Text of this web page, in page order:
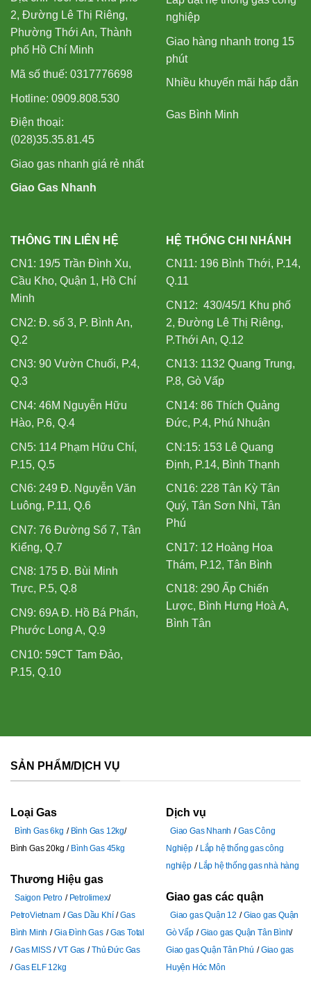
2, Đường Lê Thị Riêng,
Phường Thới An, Thành
phố Hồ Chí Minh
Mã số thuế: 0317776698
Hotline: 0909.808.530
Điện thoại:
(028)35.35.81.45
Giao gas nhanh giá rẻ nhất
Giao Gas Nhanh
nghiệp
Giao hàng nhanh trong 15
phút
Nhiều khuyến mãi hấp dẫn
Gas Bình Minh
THÔNG TIN LIÊN HỆ
CN1: 19/5 Trần Đình Xu,
Cầu Kho, Quận 1, Hồ Chí
Minh
CN2: Đ. số 3, P. Bình An,
Q.2
CN3: 90 Vườn Chuối, P.4,
Q.3
CN4: 46M Nguyễn Hữu
Hào, P.6, Q.4
CN5: 114 Phạm Hữu Chí,
P.15, Q.5
CN6: 249 Đ. Nguyễn Văn
Luông, P.11, Q.6
CN7: 76 Đường Số 7, Tân
Kiểng, Q.7
CN8: 175 Đ. Bùi Minh
Trực, P.5, Q.8
CN9: 69A Đ. Hồ Bá Phấn,
Phước Long A, Q.9
CN10: 59CT Tam Đảo,
P.15, Q.10
HỆ THỐNG CHI NHÁNH
CN11: 196 Bình Thới, P.14,
Q.11
CN12: 430/45/1 Khu phố
2, Đường Lê Thị Riêng,
P.Thới An, Q.12
CN13: 1132 Quang Trung,
P.8, Gò Vấp
CN14: 86 Thích Quảng
Đức, P.4, Phú Nhuận
CN:15: 153 Lê Quang
Định, P.14, Bình Thạnh
CN16: 228 Tân Kỳ Tân
Quý, Tân Sơn Nhì, Tân
Phú
CN17: 12 Hoàng Hoa
Thám, P.12, Tân Bình
CN18: 290 Ấp Chiến
Lược, Bình Hưng Hoà A,
Bình Tân
SẢN PHẨM/DỊCH VỤ
Loại Gas
Bình Gas 6kg
Bình Gas 12kg
Bình Gas 20kg
Bình Gas 45kg
Thương Hiệu gas
Saigon Petro
Petrolimex
PetroVietnam
Gas Dầu Khí
Gas
Bình Minh
Gia Đình Gas
Gas Total
Gas MISS
VT Gas
Thủ Đức Gas
Gas ELF 12kg
Dịch vụ
Giao Gas Nhanh
Gas Công
Nghiệp
Lắp hệ thống gas công
nghiệp
Lắp hệ thống gas nhà hàng
Giao gas các quận
Giao gas Quận 12
Giao gas Quận
Gò Vấp
Giao gas Quận Tân Bình
Giao gas Quận Tân Phú
Giao gas
Huyện Hóc Môn